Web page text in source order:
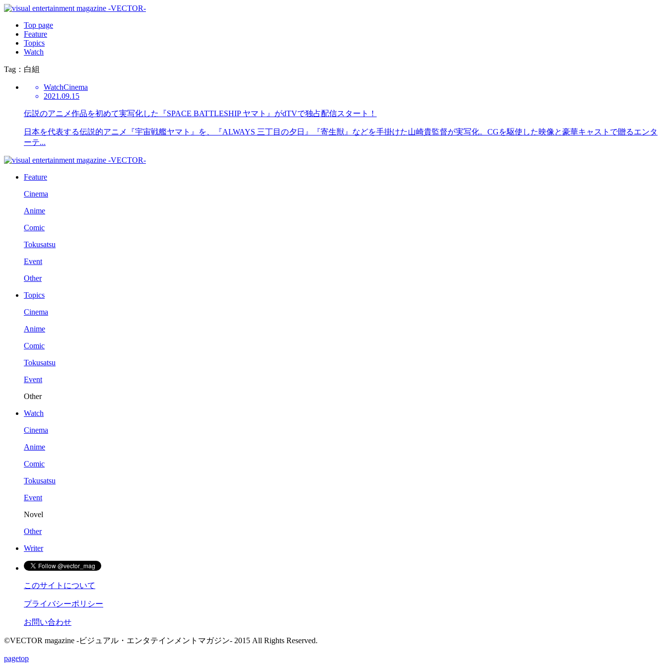
Top page
Feature
Topics
Watch
Tag：白組
WatchCinema
2021.09.15
伝説のアニメ作品を初めて実写化した『SPACE BATTLESHIP ヤマト』がdTVで独占配信スタート！
日本を代表する伝説的アニメ『宇宙戦艦ヤマト』を、『ALWAYS 三丁目の夕日』『寄生獣』などを手掛けた山崎貴監督が実写化。CGを駆使した映像と豪華キャストで贈るエンタ
ーテ...
Feature
Cinema
Anime
Comic
Tokusatsu
Event
Other
Topics
Cinema
Anime
Comic
Tokusatsu
Event
Other
Watch
Cinema
Anime
Comic
Tokusatsu
Event
Novel
Other
Writer
このサイトについて
プライバシーポリシー
お問い合わせ
©VECTOR magazine -ビジュアル・エンタテインメントマガジン- 2015 All Rights Reserved.
pagetop